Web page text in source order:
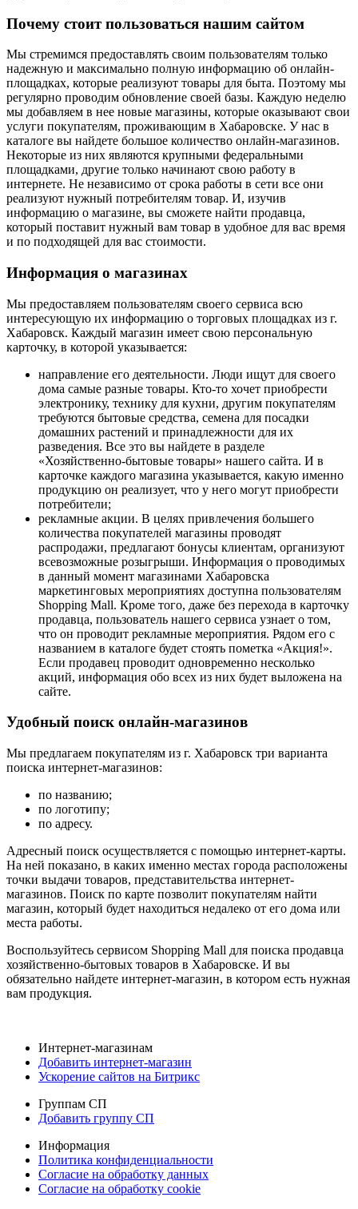
Почему стоит пользоваться нашим сайтом
Мы стремимся предоставлять своим пользователям только
надежную и максимально полную информацию об онлайн-
площадках, которые реализуют товары для быта. Поэтому мы
регулярно проводим обновление своей базы. Каждую неделю
мы добавляем в нее новые магазины, которые оказывают свои
услуги покупателям, проживающим в Хабаровске. У нас в
каталоге вы найдете большое количество онлайн-магазинов.
Некоторые из них являются крупными федеральными
площадками, другие только начинают свою работу в
интернете. Не независимо от срока работы в сети все они
реализуют нужный потребителям товар. И, изучив
информацию о магазине, вы сможете найти продавца,
который поставит нужный вам товар в удобное для вас время
и по подходящей для вас стоимости.
Информация о магазинах
Мы предоставляем пользователям своего сервиса всю
интересующую их информацию о торговых площадках из г.
Хабаровск. Каждый магазин имеет свою персональную
карточку, в которой указывается:
направление его деятельности. Люди ищут для своего
дома самые разные товары. Кто-то хочет приобрести
электронику, технику для кухни, другим покупателям
требуются бытовые средства, семена для посадки
домашних растений и принадлежности для их
разведения. Все это вы найдете в разделе
«Хозяйственно-бытовые товары» нашего сайта. И в
карточке каждого магазина указывается, какую именно
продукцию он реализует, что у него могут приобрести
потребители;
рекламные акции. В целях привлечения большего
количества покупателей магазины проводят
распродажи, предлагают бонусы клиентам, организуют
всевозможные розыгрыши. Информация о проводимых
в данный момент магазинами Хабаровска
маркетинговых мероприятиях доступна пользователям
Shopping Mall. Кроме того, даже без перехода в карточку
продавца, пользователь нашего сервиса узнает о том,
что он проводит рекламные мероприятия. Рядом его с
названием в каталоге будет стоять пометка «Акция!».
Если продавец проводит одновременно несколько
акций, информация обо всех из них будет выложена на
сайте.
Удобный поиск онлайн-магазинов
Мы предлагаем покупателям из г. Хабаровск три варианта
поиска интернет-магазинов:
по названию;
по логотипу;
по адресу.
Адресный поиск осуществляется с помощью интернет-карты.
На ней показано, в каких именно местах города расположены
точки выдачи товаров, представительства интернет-
магазинов. Поиск по карте позволит покупателям найти
магазин, который будет находиться недалеко от его дома или
места работы.
Воспользуйтесь сервисом Shopping Mall для поиска продавца
хозяйственно-бытовых товаров в Хабаровске. И вы
обязательно найдете интернет-магазин, в котором есть нужная
вам продукция.
Интернет-магазинам
Добавить интернет-магазин
Ускорение сайтов на Битрикс
Группам СП
Добавить группу СП
Информация
Политика конфиденциальности
Согласие на обработку данных
Согласие на обработку cookie